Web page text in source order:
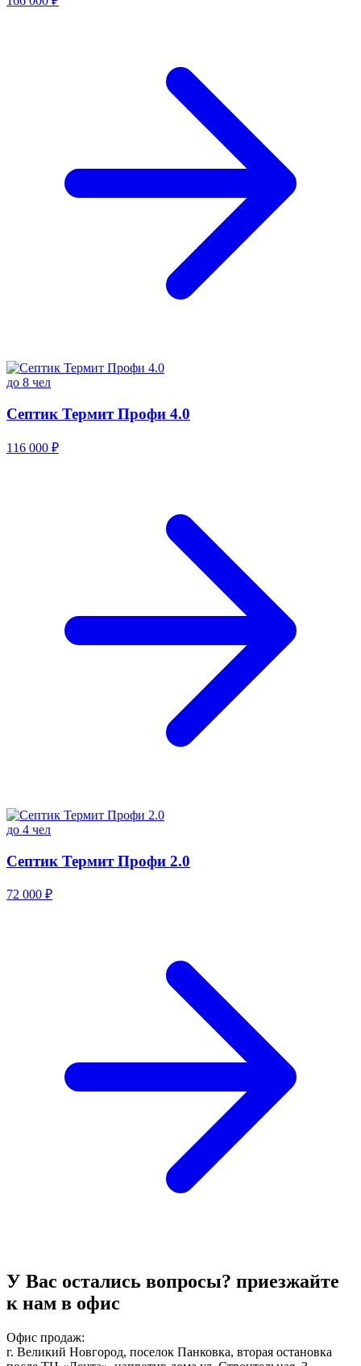
до 8 чел
Септик Термит Профи 4.0
116 000 ₽
до 4 чел
Септик Термит Профи 2.0
72 000 ₽
У Вас остались вопросы? приезжайте
к нам в офис
Офис продаж:
г. Великий Новгород, поселок Панковка, вторая остановка